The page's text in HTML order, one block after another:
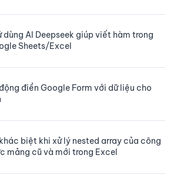
dùng AI Deepseek giúp viết hàm trong
Sheets/Excel
điền Google Form với dữ liệu cho
biệt khi xử lý nested array của công
mảng cũ và mới trong Excel